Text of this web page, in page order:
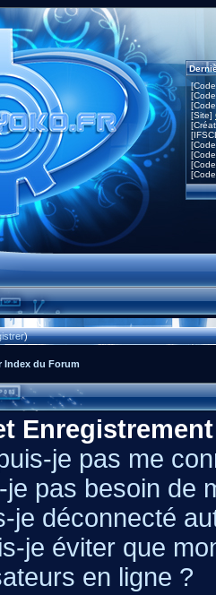
[Site]
)
Index du Forum
Enregistrement
je pas me
je pas besoin de
je déconnecté
je éviter que
en ligne ?